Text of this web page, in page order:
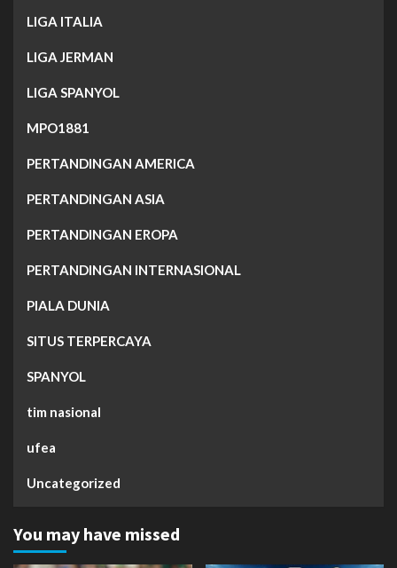
LIGA ITALIA
LIGA JERMAN
LIGA SPANYOL
MPO1881
PERTANDINGAN AMERICA
PERTANDINGAN ASIA
PERTANDINGAN EROPA
PERTANDINGAN INTERNASIONAL
PIALA DUNIA
SITUS TERPERCAYA
SPANYOL
tim nasional
ufea
Uncategorized
You may have missed